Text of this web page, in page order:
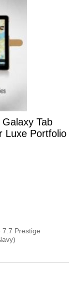
Tab
Luxe Portfolio
7.7 Prestige